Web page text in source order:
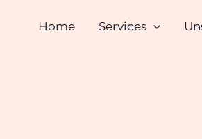
Home Services